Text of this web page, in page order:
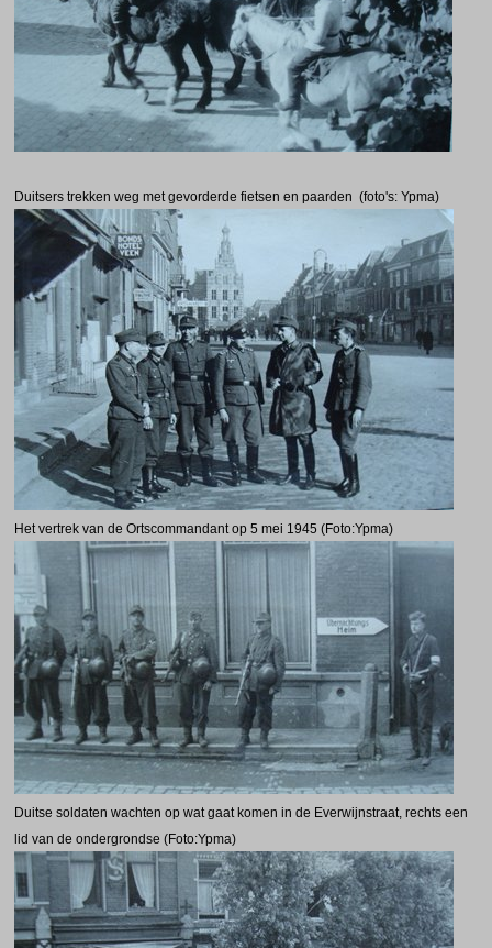
Duitsers trekken weg met gevorderde fietsen en paarden (foto's: Ypma)
Het vertrek van de Ortscommandant op 5 mei 1945 (Foto:Ypma)
Duitse soldaten wachten op wat gaat komen in de Everwijnstraat, rechts een
lid van de ondergrondse (Foto:Ypma)